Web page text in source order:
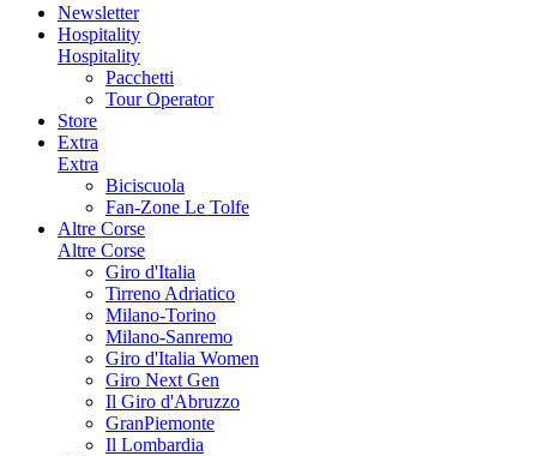
Newsletter
Hospitality
Hospitality
Pacchetti
Tour Operator
Store
Extra
Extra
Biciscuola
Fan-Zone Le Tolfe
Altre Corse
Altre Corse
Giro d'Italia
Tirreno Adriatico
Milano-Torino
Milano-Sanremo
Giro d'Italia Women
Giro Next Gen
Il Giro d'Abruzzo
GranPiemonte
Il Lombardia